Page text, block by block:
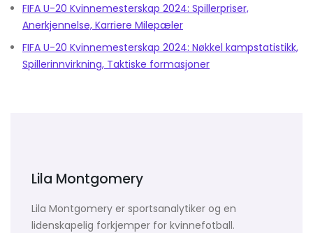
FIFA U-20 Kvinnemesterskap 2024: Spillerpriser,
Anerkjennelse, Karriere Milepæler
FIFA U-20 Kvinnemesterskap 2024: Nøkkel kampstatistikk,
Spillerinnvirkning, Taktiske formasjoner
Lila Montgomery
Lila Montgomery er sportsanalytiker og en
lidenskapelig forkjemper for kvinnefotball.